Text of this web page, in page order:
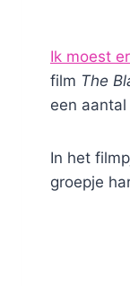
Ik moest
film The
een
In het
groepje